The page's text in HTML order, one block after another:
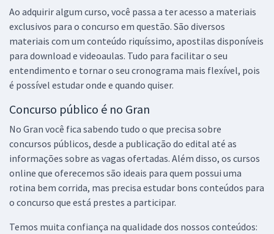
Ao adquirir algum curso, você passa a ter acesso a materiais
exclusivos para o concurso em questão. São diversos
materiais com um conteúdo riquíssimo, apostilas disponíveis
para download e videoaulas. Tudo para facilitar o seu
entendimento e tornar o seu cronograma mais flexível, pois
é possível estudar onde e quando quiser.
Concurso público é no Gran
No Gran você fica sabendo tudo o que precisa sobre
concursos públicos, desde a publicação do edital até as
informações sobre as vagas ofertadas. Além disso, os cursos
online que oferecemos são ideais para quem possui uma
rotina bem corrida, mas precisa estudar bons conteúdos para
o concurso que está prestes a participar.
Temos muita confiança na qualidade dos nossos conteúdos: